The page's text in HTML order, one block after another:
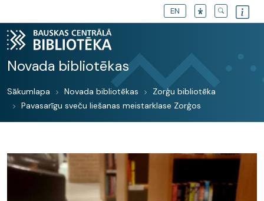
EN
Novada bibliotēkas
Sākumlapa Novada bibliotēkas
Zorģu bibliotēka
Pavasarīgu sveču liešanas meistarklase Zorģos